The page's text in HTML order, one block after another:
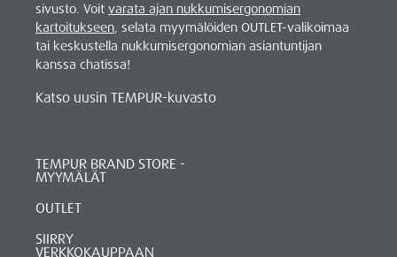
sivusto. Voit varata ajan nukkumisergonomian
kartoitukseen, selata myymälöiden OUTLET-valikoimaa
tai keskustella nukkumisergonomian asiantuntijan
kanssa chatissa!
Katso uusin TEMPUR-kuvasto
TEMPUR BRAND STORE -
MYYMÄLÄT
OUTLET
SIIRRY
VERKKOKAUPPAAN